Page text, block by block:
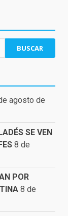
agosto de
SE VEN
8 de
POR
8 de